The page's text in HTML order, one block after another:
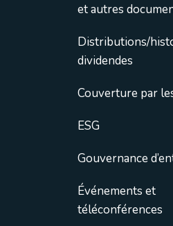
et autres
Distributions/
dividendes
Couverture par
ESG
Gouvernance
Événements et
téléconférences